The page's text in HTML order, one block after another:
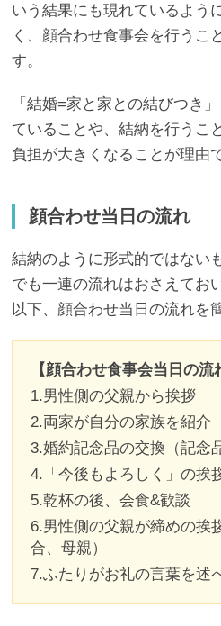
いう結果にも現れているよう
く、顔合わせ食事会を行うこ
す。
「結婚=家と家との結びつき
ていることや、結納を行うこ
負担が大きくなることが理由
顔合わせ当日の流れ
結納のように形式的ではない
でも一連の流れはおさえてお
以下、顔合わせ当日の流れを
【顔合わせ食事会当日の流
1.男性側の父親から挨拶
2.両家が自分の家族を紹介
3.婚約記念品の交換（記念
4.「今後もよろしく」の挨
5.乾杯の後、会食&歓談
6.男性側の父親が締めの挨
合、母親）
7.ふたりがお礼の言葉を述